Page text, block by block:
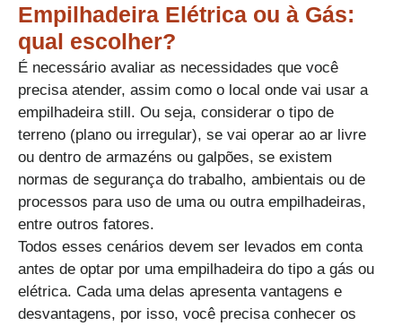
Empilhadeira Elétrica ou à Gás:
qual escolher?​
É necessário avaliar as necessidades que você
precisa atender, assim como o local onde vai usar a
empilhadeira still. Ou seja, considerar o tipo de
terreno (plano ou irregular), se vai operar ao ar livre
ou dentro de armazéns ou galpões, se existem
normas de segurança do trabalho, ambientais ou de
processos para uso de uma ou outra empilhadeiras,
entre outros fatores.
​Todos esses cenários devem ser levados em conta
antes de optar por uma empilhadeira do tipo a gás ou
elétrica. Cada uma delas apresenta vantagens e
desvantagens, por isso, você precisa conhecer os